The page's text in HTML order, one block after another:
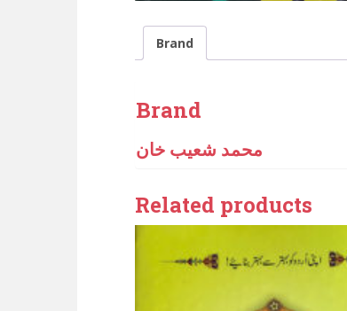
Brand
Brand
محمد شعیب خان
Related products